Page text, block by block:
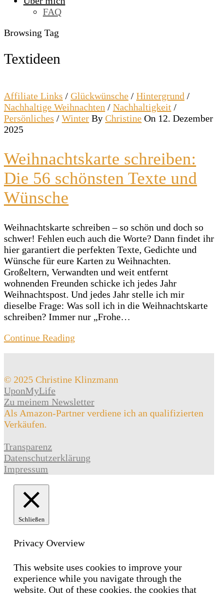
FAQ
Browsing Tag
Textideen
Affiliate Links / Glückwünsche / Hintergrund /
Nachhaltige Weihnachten / Nachhaltigkeit /
Persönliches / Winter By Christine On 12. Dezember
2025
Weihnachtskarte schreiben:
Die 56 schönsten Texte und
Wünsche
Weihnachtskarte schreiben – so schön und doch so
schwer! Fehlen euch auch die Worte? Dann findet ihr
hier garantiert die perfekten Texte, Gedichte und
Wünsche für eure Karten zu Weihnachten.
Großeltern, Verwandten und weit entfernt
wohnenden Freunden schicke ich jedes Jahr
Weihnachtspost. Und jedes Jahr stelle ich mir
dieselbe Frage: Was soll ich in die Weihnachtskarte
schreiben? Immer nur „Frohe…
Continue Reading
© 2025 Christine Klinzmann
UponMyLife
Zu meinem Newsletter
Als Amazon-Partner verdiene ich an qualifizierten
Verkäufen.
Transparenz
Datenschutzerklärung
Impressum
Schließen
Privacy Overview
This website uses cookies to improve your
experience while you navigate through the
website. Out of these cookies, the cookies that